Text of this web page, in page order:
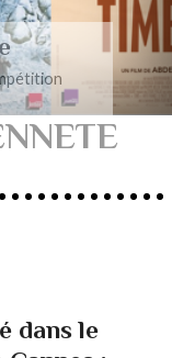
dans le